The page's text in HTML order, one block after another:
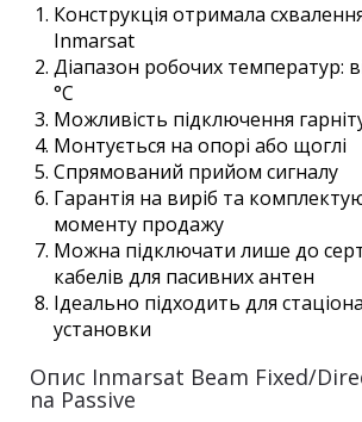
Конструкція отримала
Inmarsat
Діапазон робочих температур:
°C
Можливість підключення
Монтується на опорі або щоглі
Спрямований прийом сигналу
Гарантія на виріб та
моменту продажу
Можна підключати лише до
кабелів для пасивних антен
Ідеально підходить для
установки
Опис Inmarsat Beam Fixed/
na Passive